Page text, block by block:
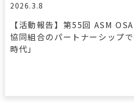
2026.3.8
【活動報告】第55回 ASM
協同組合のパートナーシップ
時代」